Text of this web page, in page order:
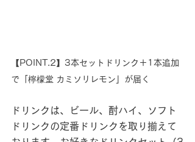
【POINT.2】3本セットドリンク＋1本追加
で「檸檬堂 カミソリレモン」が届く
ドリンクは、ビール、酎ハイ、ソフト
ドリンクの定番ドリンクを取り揃えて